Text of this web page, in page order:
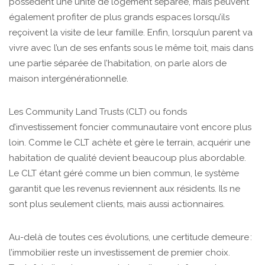
également profiter de plus grands espaces lorsqu’ils
reçoivent la visite de leur famille. Enfin, lorsqu’un parent va
vivre avec l’un de ses enfants sous le même toit, mais dans
une partie séparée de l’habitation, on parle alors de
maison intergénérationnelle.
Les Community Land Trusts (CLT) ou fonds
d’investissement foncier communautaire vont encore plus
loin. Comme le CLT achète et gère le terrain, acquérir une
habitation de qualité devient beaucoup plus abordable.
Le CLT étant géré comme un bien commun, le système
garantit que les revenus reviennent aux résidents. Ils ne
sont plus seulement clients, mais aussi actionnaires.
Au-delà de toutes ces évolutions, une certitude demeure :
l’immobilier reste un investissement de premier choix.